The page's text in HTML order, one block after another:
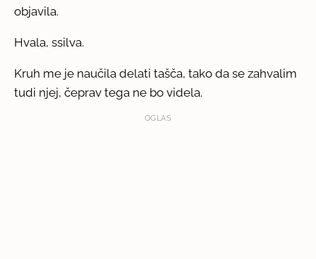
objavila.
Hvala, ssilva.
Kruh me je naučila delati tašča, tako da se zahvalim
tudi njej, čeprav tega ne bo videla.
OGLAS